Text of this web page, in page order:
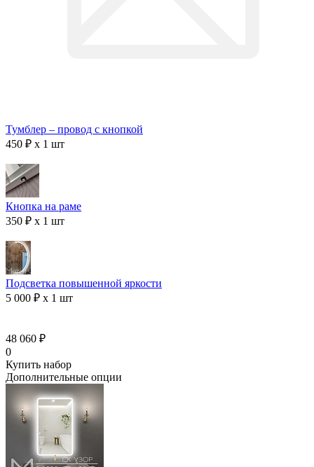
Тумблер – провод с кнопкой
450 ₽ x 1 шт
Кнопка на раме
350 ₽ x 1 шт
Подсветка повышенной яркости
5 000 ₽ x 1 шт
48 060 ₽
0
Купить набор
Дополнительные опции